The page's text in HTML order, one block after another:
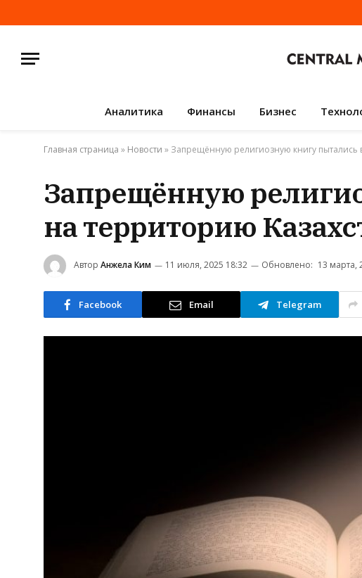
Аналитика Финансы Бизнес
Главная страница » Новости » Запрещённую религиозную книгу пытались
Запрещённую
на территорию
Автор Анжела Ким 11 июля, 2025 18:32 Обновлено: 13 марта,
Facebook Email Telegram